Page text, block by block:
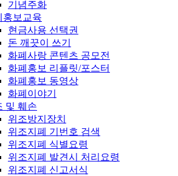
기념주화
홍보교육
현금사용 선택권
돈 깨끗이 쓰기
화폐사랑 콘텐츠 공모전
화폐홍보 리플릿/포스터
화폐홍보 동영상
화폐이야기
및 훼손
위조방지장치
위조지폐 기번호 검색
위조지폐 식별요령
위조지폐 발견시 처리요령
위조지폐 신고서식